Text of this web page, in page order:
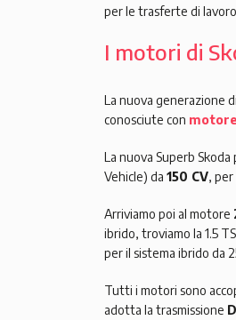
per le trasferte di
I motori di
La nuova generazione
conosciute con
La nuova Superb Skoda
Vehicle) da 150 CV, per
Arriviamo poi al motore
ibrido, troviamo la 1.5
per il sistema ibrido da
Tutti i motori sono
adotta la trasmissione